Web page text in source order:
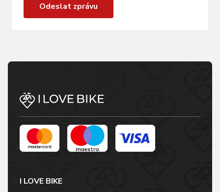
Odeslat zprávu
I LOVE BIKE